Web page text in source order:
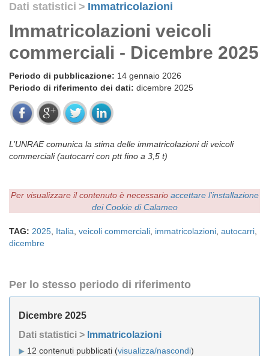
Dati statistici > Immatricolazioni
Immatricolazioni veicoli
commerciali - Dicembre 2025
Periodo di pubblicazione: 14 gennaio 2026
Periodo di riferimento dei dati: dicembre 2025
L’UNRAE comunica la stima delle immatricolazioni di veicoli
commerciali (autocarri con ptt fino a 3,5 t)
Per visualizzare il contenuto è necessario accettare l'installazione
dei Cookie di Calameo
TAG: 2025 Italia veicoli commerciali immatricolazioni autocarri
dicembre
Per lo stesso periodo di riferimento
Dicembre 2025
Dati statistici > Immatricolazioni
12 contenuti pubblicati (visualizza/nascondi)